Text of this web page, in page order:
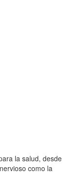
la salud, desde
como la